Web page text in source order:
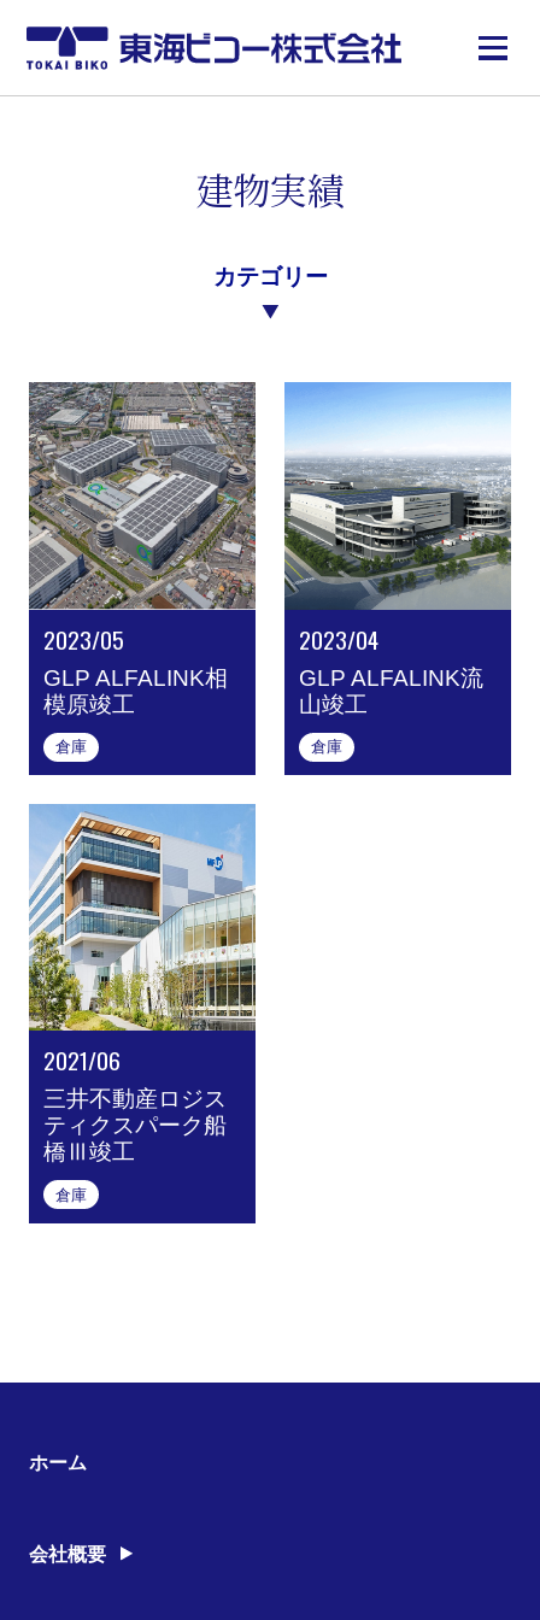
建物実績
カテゴリー
オフィスビル
マンション
倉庫
商業施設
寮･ホテル
複合施設
2023/05
GLP ALFALINK相
模原竣工
倉庫
2023/04
GLP ALFALINK流
山竣工
倉庫
2021/06
三井不動産ロジス
ティクスパーク船
橋Ⅲ竣工
倉庫
ホーム
会社概要